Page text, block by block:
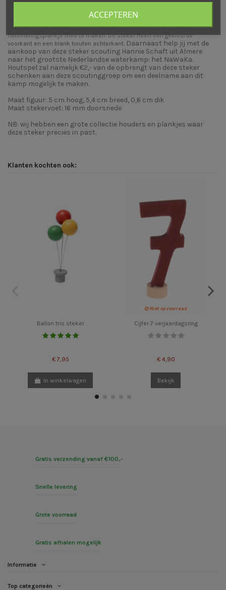
Deze houten steker in de vorm van een groene wandelschoenen is
geweldig om je verjaardagsring mee aan te vullen of om een leuk
herinneringsplankje mee te maken. De steker heeft een gekleurde
voorkant en een blank houten achterkant. Daarnaast help jij met de
aankoop van deze steker scouting Hannie Schaft uit Almere
naar het grootste Nederlandse waterkamp: het NaWaKa.
Houtspel zal namelijk €2,- van de opbrengt van deze steker
schenken aan deze scoutinggroep om een deelname aan dit
kamp mogelijk te maken.
Maat figuur: 5 cm hoog, 5,4 cm breed, 0,6 cm dik
Maat stekervoet: 16 mm doorsnede
NB: wij hebben een grote collectie houders en plankjes waar
deze steker precies in past.
Klanten kochten ook:
Ballon trio steker
€ 7,95
In winkelwagen
Niet op voorraad
Cijfer 7 verjaardagsring
€ 4,90
Bekijk
Gratis verzending vanaf €100,-
Snelle levering
Grote voorraad
Gratis afhalen mogelijk
Informatie
Top categorieën
ACCEPTEREN